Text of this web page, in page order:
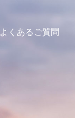
よくあるご質問